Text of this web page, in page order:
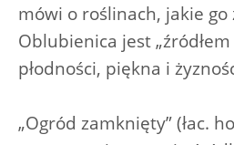
mówi o roślinach, jakie go
Oblubienica jest
płodności, piękna i
„Ogród zamknięty” (łac.